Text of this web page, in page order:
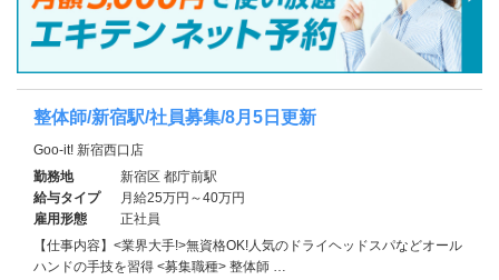
整体師/新宿駅/社員募集/8月5日更新
Goo-it! 新宿西口店
勤務地
新宿区 都庁前駅
給与タイプ
月給25万円～40万円
雇用形態
正社員
【仕事内容】<業界大手!>無資格OK!人気のドライヘッドスパなどオール
ハンドの手技を習得 <募集職種> 整体師 …